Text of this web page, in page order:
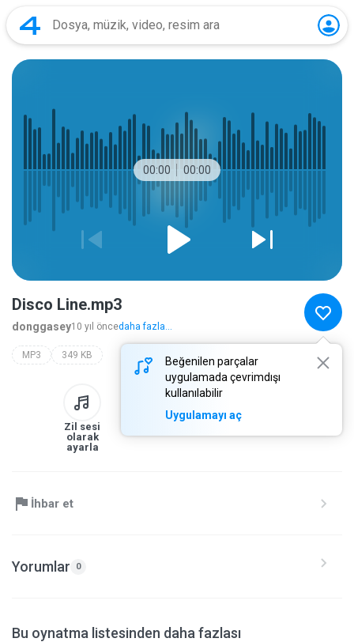
00:00 00:00
Beğenilen parçalar
uygulamada çevrimdışı
kullanılabilir
Uygulamayı aç
Disco Line.mp3
donggasey10 yıl öncedaha fazla...
MP3 349 KB
Zil sesi
olarak
ayarla
İhbar et
Yorumlar 0
Bu oynatma listesinden daha fazlası